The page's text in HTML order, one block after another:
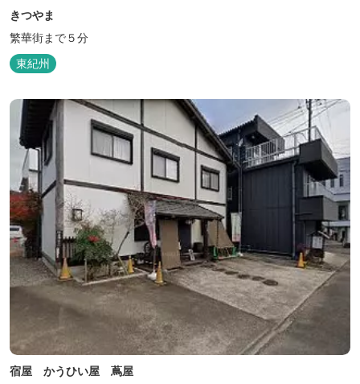
きつやま
繁華街まで５分
東紀州
宿屋 かうひい屋 蔦屋